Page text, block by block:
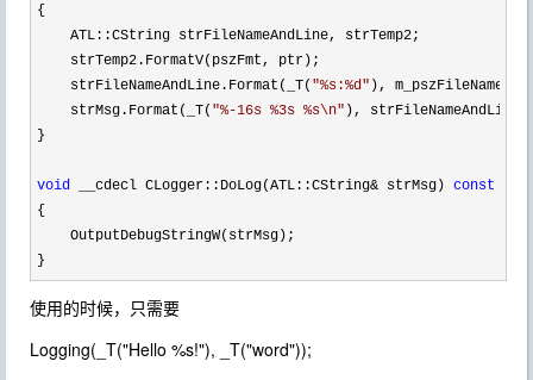
{
    ATL::CString strFileNameAndLine, strTemp2;
    strTemp2.FormatV(pszFmt, ptr);
    strFileNameAndLine.Format(_T(
"%s:%d" ), m_pszFileName,
    strMsg.Format(_T(
"%-16s %3s %s\n" ),
}
void __cdecl CLogger::DoLog(ATL::CString& strMsg) const
{
    OutputDebugStringW(strMsg);
}
使用的时候，只需要
Logging(_T("Hello %s!"), _T("word"));